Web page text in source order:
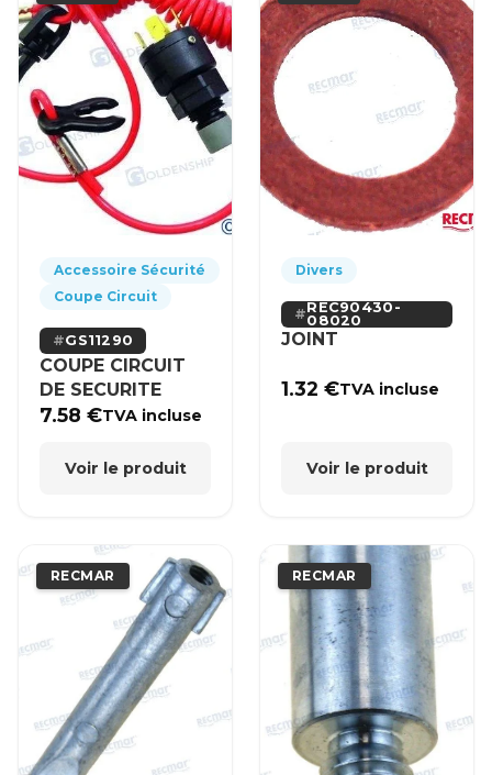
Accessoire Sécurité
Coupe Circuit
GS11290
COUPE CIRCUIT
DE SECURITE
7.58€TVA incluse
Voir le produit
Divers
REC90430-
08020
JOINT
1.32€TVA incluse
Voir le produit
RECMAR RECMAR